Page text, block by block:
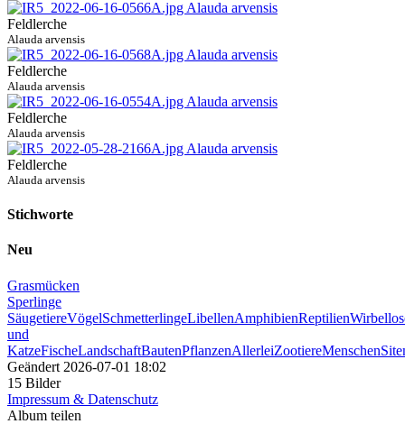
Feldlerche
Alauda arvensis
Feldlerche
Alauda arvensis
Feldlerche
Alauda arvensis
Feldlerche
Alauda arvensis
Stichworte
Neu
Grasmücken
Sperlinge
SäugetiereVögelSchmetterlingeLibellenAmphibienReptilien
und
KatzeFischeLandschaftBautenPflanzenAllerleiZootiereMenschen
Geändert 2026-07-01 18:02
15 Bilder
Impressum & Datenschutz
Album teilen